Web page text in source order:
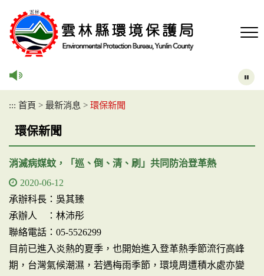
::: 首頁 > 最新消息 > 環保新聞
環保新聞
消滅病媒蚊，「巡、倒、清、刷」共同防治登革熱
2020-06-12
承辦科長：吳其臻
承辦人 ：林沛彤
聯絡電話：05-5526299
目前已進入炎熱的夏季，也開始進入登革熱季節流行高峰
期，台灣氣候潮濕，若遇梅雨季節，環境周遭積水處亦變